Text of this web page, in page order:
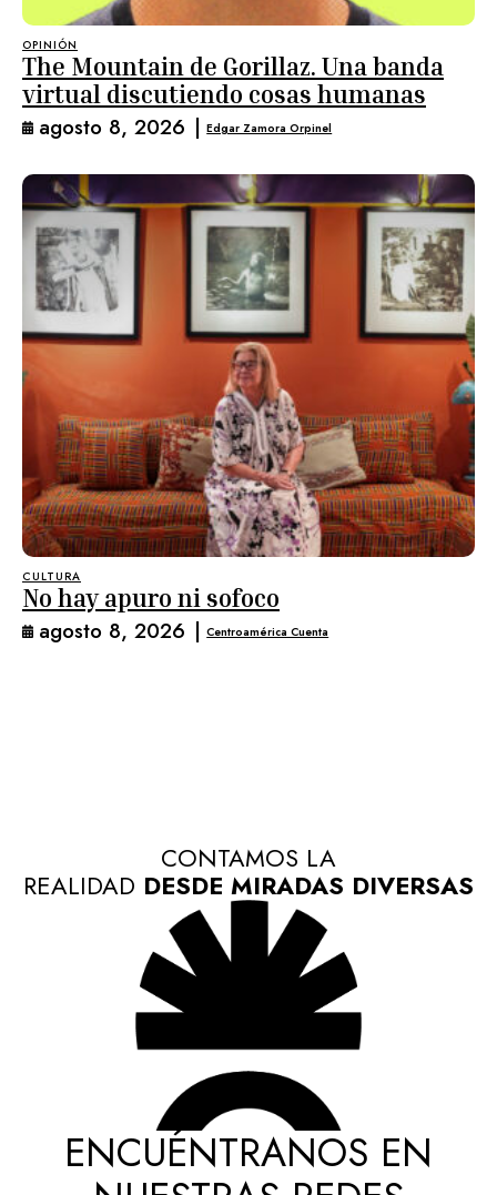
OPINIÓN
The Mountain de Gorillaz. Una banda
virtual discutiendo cosas humanas
agosto 8, 2026 | Edgar Zamora Orpinel
CULTURA
No hay apuro ni sofoco
agosto 8, 2026 | Centroamérica Cuenta
CONTAMOS LA
REALIDAD DESDE MIRADAS DIVERSAS
ENCUÉNTRANOS EN